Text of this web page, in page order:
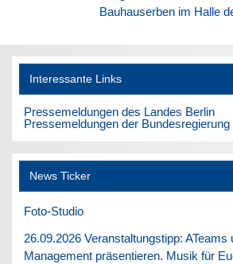
Bauhauserben im Halle
Interessante Links
Pressemeldungen des Landes Berlin
Pressemeldungen der Bundesregierung
News Ticker
Foto-Studio
26.09.2026 Veranstaltungstipp:
Management präsentieren. Musik für